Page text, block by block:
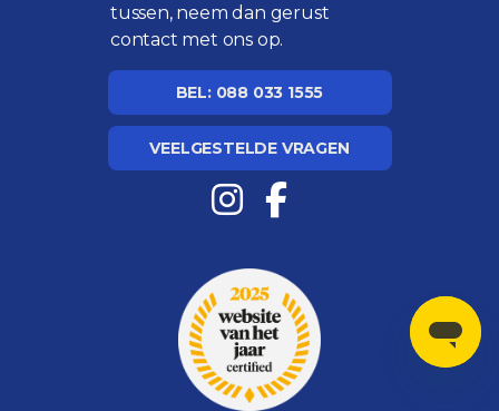
tussen, neem dan gerust
contact met ons op.
BEL: 088 033 1555
VEELGESTELDE VRAGEN